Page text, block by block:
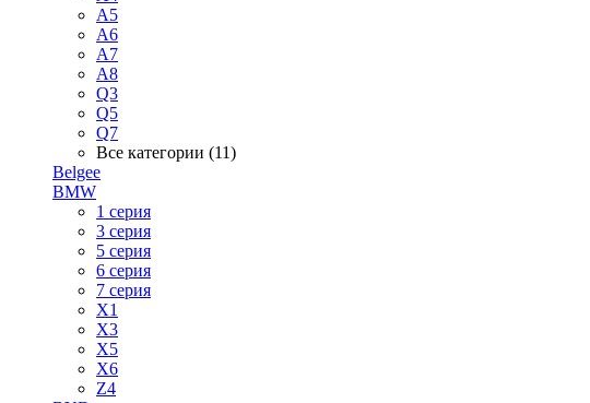
A5
A6
A7
A8
Q3
Q5
Q7
Все категории (11)
Belgee
BMW
1 серия
3 серия
5 серия
6 серия
7 серия
X1
X3
X5
X6
Z4